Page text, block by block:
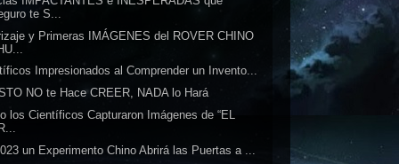
te S...
y Primeras IMÁGENES del ROVER CHINO
Impresionados al Comprender un Invento...
NO te Hace CREER, NADA lo Hará
los Científicos Capturaron Imágenes de “EL
un Experimento Chino Abrirá las Puertas a ...